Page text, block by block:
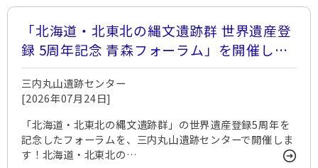
「北海道・北東北の縄文遺跡群 世界遺産登
録 5周年記念 青森フォーラム」を開催しま
す！
三内丸山遺跡センター
[2026年07月24日]
「北海道・北東北の縄文遺跡群」の世界遺産登録5周年を
記念したフォーラムを、三内丸山遺跡センターで開催しま
す！北海道・北東北の…